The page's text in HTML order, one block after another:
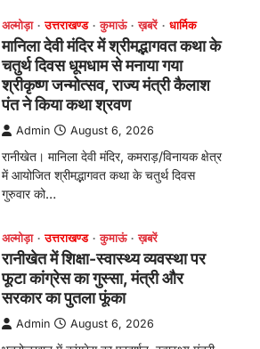
अल्मोड़ा उत्तराखण्ड कुमाऊं ख़बरें धार्मिक
मानिला देवी मंदिर में श्रीमद्भागवत कथा के
चतुर्थ दिवस धूमधाम से मनाया गया
श्रीकृष्ण जन्मोत्सव, राज्य मंत्री कैलाश
पंत ने किया कथा श्रवण
Admin August 6, 2026
रानीखेत। मानिला देवी मंदिर, कमराड़/विनायक क्षेत्र
में आयोजित श्रीमद्भागवत कथा के चतुर्थ दिवस
गुरुवार को…
अल्मोड़ा उत्तराखण्ड कुमाऊं ख़बरें
रानीखेत में शिक्षा-स्वास्थ्य व्यवस्था पर
फूटा कांग्रेस का गुस्सा, मंत्री और
सरकार का पुतला फूंका
Admin August 6, 2026